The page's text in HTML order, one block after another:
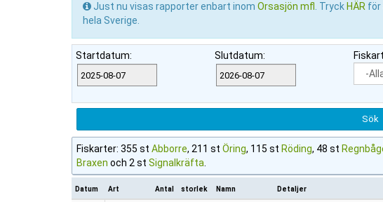
Just nu visas rapporter enbart inom Orsasjön mfl . Tryck HÄR för
hela Sverige.
Startdatum: Slutdatum:
Fiskarter: 355 st Abborre, 211 st Öring, 115 st Röding, 48 st
Braxen och 2 st Signalkräfta
Datum Art Antal storlek Namn Detaljer